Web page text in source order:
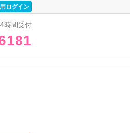
ログイン
時間受付